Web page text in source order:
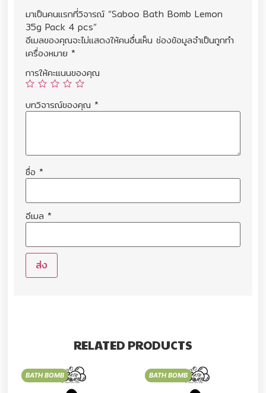
มาเป็นคนแรกที่วิจารณ์ “Saboo Bath Bomb Lemon
35g Pack 4 pcs”
อีเมลของคุณจะไม่แสดงให้คนอื่นเห็น ช่องข้อมูลจำเป็นถูกทำ
เครื่องหมาย *
การให้คะแนนของคุณ
บทวิจารณ์ของคุณ *
ชื่อ *
อีเมล *
RELATED PRODUCTS
BATH BOMB BATH BOMB